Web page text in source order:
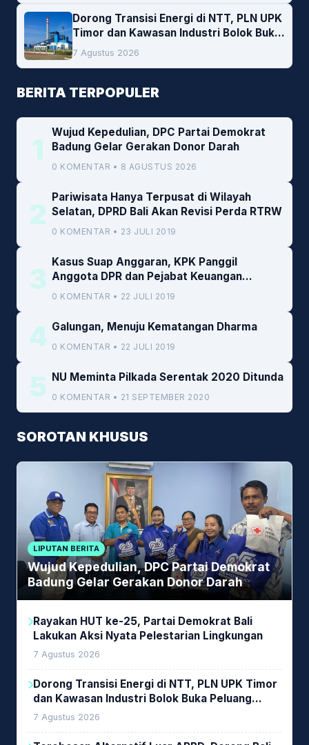
Dorong Transisi Energi di NTT, PLN UPK
Timor dan Kawasan Industri Bolok Buka
Peluang Investasi Woodchip untuk
Cofiring PLTU Bolok
7 Agustus 2026
BERITA TERPOPULER
1
Wujud Kepedulian, DPC Partai Demokrat
Badung Gelar Gerakan Donor Darah
0 KOMENTAR • 8 AGUSTUS 2026
2
Pariwisata Hanya Terpusat di Wilayah
Selatan, DPRD Bali Akan Revisi Perda RTRW
0 KOMENTAR • 23 JULI 2019
3
Kasus Suap Anggaran, KPK Panggil
Anggota DPR dan Pejabat Keuangan
Kemenkeu
0 KOMENTAR • 22 JULI 2019
4 Galungan, Menuju Kematangan Dharma
0 KOMENTAR • 22 JULI 2019
5 NU Meminta Pilkada Serentak 2020 Ditunda
0 KOMENTAR • 21 SEPTEMBER 2020
SOROTAN KHUSUS
LIPUTAN BERITA
Wujud Kepedulian, DPC Partai Demokrat
Badung Gelar Gerakan Donor Darah
Rayakan HUT ke-25, Partai Demokrat Bali
Lakukan Aksi Nyata Pelestarian Lingkungan
7 Agustus 2026
Dorong Transisi Energi di NTT, PLN UPK Timor
dan Kawasan Industri Bolok Buka Peluang
Investasi Woodchip untuk Cofiring PLTU Bolok
7 Agustus 2026